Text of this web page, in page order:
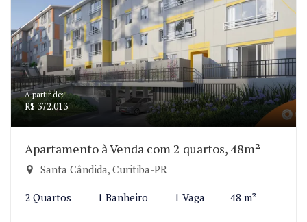
A partir de:
R$ 372.013
Apartamento à Venda com 2 quartos, 48m²
Santa Cândida, Curitiba-PR
2 Quartos 1 Banheiro 1 Vaga 48 m²